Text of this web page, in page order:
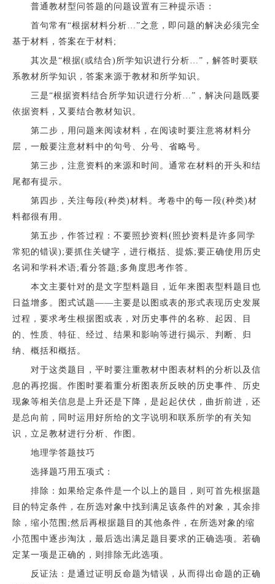
普通教材型问答题的问题设置有三种提示语：
首句常有“根据材料分析…”之意，即问题的解决必须完全
基于材料，答案在于材料;
其次是“根据(或结合)所学知识进行分析…”，解答时要联
系教材所学知识，答案来源于教材和所学知识。
三是“根据资料结合所学知识进行分析…”，解决问题既要
依据资料，又要结合教材知识。
第二步，用问题来阅读材料，在阅读时要注意将材料分
层，一般要注意材料中的句号、分号、省略号。
第三步，注意资料的来源和时间。通常在材料的开头和结
尾都有提示。
第四步，关注每段(种类)材料。考卷中的每一段(种类)材
料都很有用。
第五步，作答过程：不要照抄资料(照抄资料是许多同学
常犯的错误);要抓住关键字，进行概括、提炼;要正确使用历史
名词和学科术语;看分答题;多角度思考作答。
本文主要针对的是文字型料题目，近年来图表型料题目也
日益增多。图式试题——主要是以图或表的形式表现历史发展
过程，要求考生根据图或表，对历史事件的名称、起因、目
的、性质、特征、经过、结果和影响等进行揭示、判断、归
纳、概括和概括。
对于这类题目，平时要注重教材中图表材料的分析以及信
息的再挖掘。作图时要着重分析图表所反映的历史事件、历史
现象等相关信息是上升还是下降，是起起伏伏，曲折前进，还
是总向前，同时运用好所给的文字说明和联系所学的有关知
识，立足教材进行分析、作图。
地理学答题技巧
选择题巧用五项式：
排除：如果给定条件是一个以上的题目，则可首先根据题
目的特定条件，在所选对象中找到满足该条件的对象，其余排
除，缩小范围;然后再根据题目的其他条件，在所选对象的缩
小范围中逐步淘汰，最后选出满足题目要求的正确选项。若确
定某一项是正确的，则排除无此选项。
反证法：是通过证明反命题为错误，从而得出命题的正确